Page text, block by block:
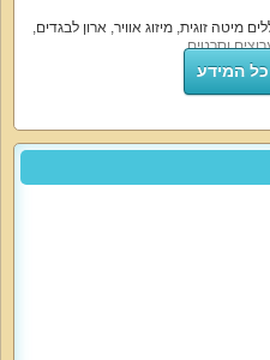
מיטה זוגית, מיזוג אוויר, ארון לבגדים,
וסרטים.
שלהם במטבח מאובזר ונקי. יש
במטבח מקרר גדול, מיקרוגל, תנור אפייה, כיריים, תמי 4, טוסטר, מדיח, כלים
בחורף, מיטות שיזוף, פינות
שולחן פינג פונג, מגרש כדורסל.
חנייה מסודרת, אפשרות לתוספת
ותשלום נוסף.
המידע